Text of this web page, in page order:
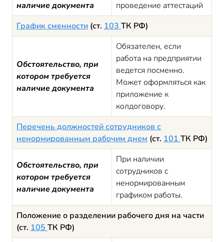
наличие документа
проведение аттестаций
График сменности (ст. 103 ТК РФ)
Обстоятельство, при
котором требуется
наличие документа
Обязателен, если
работа на предприятии
ведется посменно.
Может оформляться как
приложение к
колдоговору.
Перечень должностей сотрудников с
ненормированным рабочим днем (ст. 101 ТК РФ)
Обстоятельство, при
котором требуется
наличие документа
При наличии
сотрудников с
ненормированным
графиком работы.
Положение о разделении рабочего дня на части
(ст. 105 ТК РФ)